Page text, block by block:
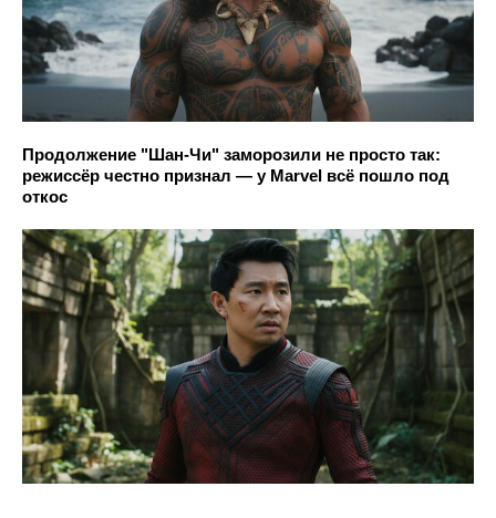
Продолжение "Шан-Чи" заморозили не просто так:
режиссёр честно признал — у Marvel всё пошло под
откос